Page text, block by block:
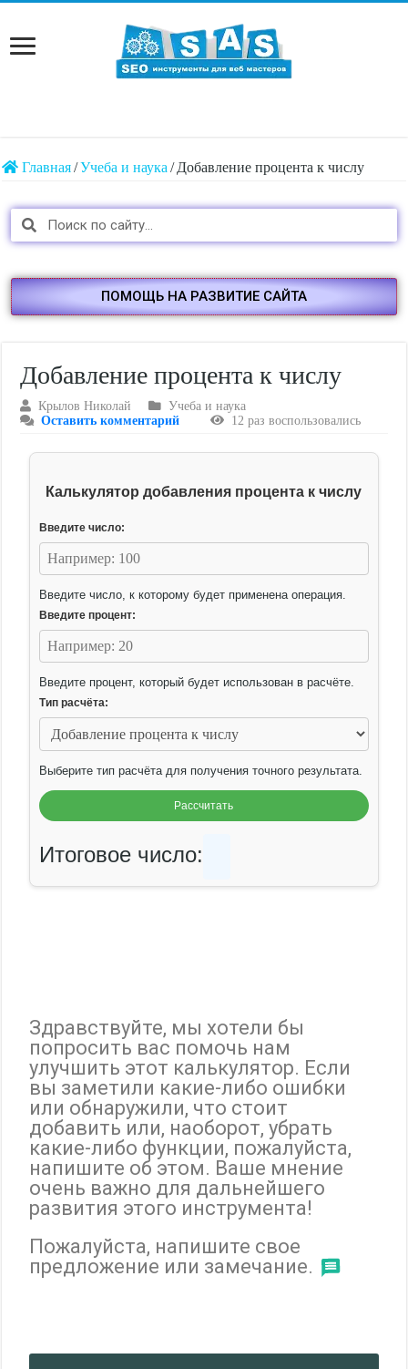
Главная/Учеба и наука / Добавление процента к числу
ПОМОЩЬ НА РАЗВИТИЕ САЙТА
Добавление процента к числу
Крылов Николай
Учеба и наука
Оставить комментарий
12 раз воспользовались
Калькулятор добавления процента к числу
Введите число:
Введите число, к которому будет применена операция.
Введите процент:
Введите процент, который будет использован в расчёте.
Тип расчёта:
Выберите тип расчёта для получения точного результата.
Рассчитать
Итоговое число:
Здравствуйте, мы хотели бы
попросить вас помочь нам
улучшить этот калькулятор. Если
вы заметили какие-либо ошибки
или обнаружили, что стоит
добавить или, наоборот, убрать
какие-либо функции, пожалуйста,
напишите об этом. Ваше мнение
очень важно для дальнейшего
развития этого инструмента!
Пожалуйста, напишите свое
предложение или замечание.